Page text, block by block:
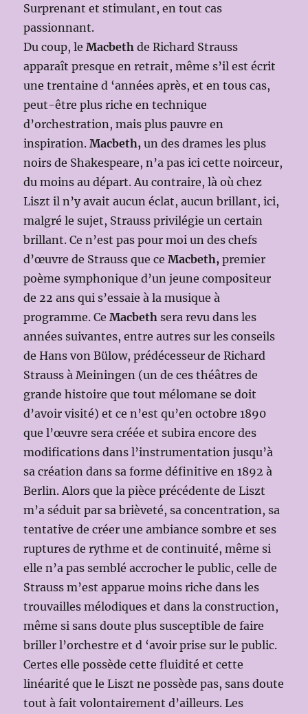
Surprenant et stimulant, en tout cas
passionnant.
Du coup, leMacbeth de Richard Strauss
apparaît presque en retrait, même s’il est écrit
une trentaine d ‘années après, et en tous cas,
peut-être plus riche en technique
d’orchestration, mais plus pauvre en
inspiration.Macbeth, un des drames les plus
noirs de Shakespeare, n’a pas ici cette noirceur,
du moins au départ. Au contraire, là où chez
Liszt il n’y avait aucun éclat, aucun brillant, ici,
malgré le sujet, Strauss privilégie un certain
brillant. Ce n’est pas pour moi un des chefs
d’œuvre de Strauss que ceMacbeth,premier
poème symphonique d’un jeune compositeur
de 22 ans qui s’essaie à la musique à
programme. CeMacbeth sera revu dans les
années suivantes, entre autres sur les conseils
de Hans von Bülow, prédécesseur de Richard
Strauss à Meiningen (un de ces théâtres de
grande histoire que tout mélomane se doit
d’avoir visité) et ce n’est qu’en octobre 1890
que l’œuvre sera créée et subira encore des
modifications dans l’instrumentation jusqu’à
sa création dans sa forme définitive en 1892 à
Berlin. Alors que la pièce précédente de Liszt
m’a séduit par sa brièveté, sa concentration, sa
tentative de créer une ambiance sombre et ses
ruptures de rythme et de continuité, même si
elle n’a pas semblé accrocher le public, celle de
Strauss m’est apparue moins riche dans les
trouvailles mélodiques et dans la construction,
même si sans doute plus susceptible de faire
briller l’orchestre et d ‘avoir prise sur le public.
Certes elle possède cette fluidité et cette
linéarité que le Liszt ne possède pas, sans doute
tout à fait volontairement d’ailleurs. Les